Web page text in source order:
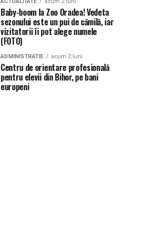
Baby-boom la Zoo Oradea! Vedeta
sezonului este un pui de cămilă, iar
vizitatorii îi pot alege numele
(FOTO)
ADMINISTRATIE acum 2 luni
Centru de orientare profesională
pentru elevii din Bihor, pe bani
europeni